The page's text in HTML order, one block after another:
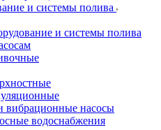
и системы полива
и системы полива
вибрационные насосы
водоснабжения